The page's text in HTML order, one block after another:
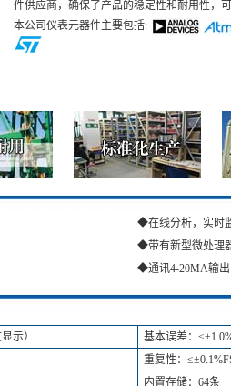
件供应商，确保了产品的稳定性和耐用性，
本公司仪表元器件主要包括:
◆在线分析，实时
◆带有新型微处理
◆通讯4-20MA输出
示）
基本误差：
重复性：
内置存储：64条